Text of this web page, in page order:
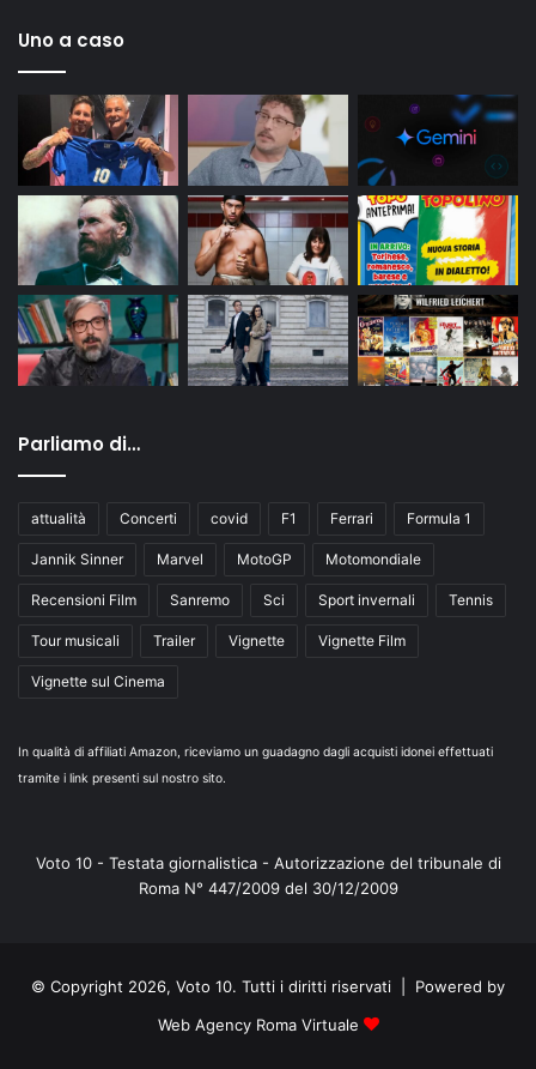
Uno a caso
Parliamo di…
attualità Concerti covid F1 Ferrari Formula 1
Jannik Sinner Marvel MotoGP Motomondiale
Recensioni Film Sanremo Sci Sport invernali Tennis
Tour musicali Trailer Vignette Vignette Film
Vignette sul Cinema
In qualità di affiliati Amazon, riceviamo un guadagno dagli acquisti idonei effettuati
tramite i link presenti sul nostro sito.
Voto 10 - Testata giornalistica - Autorizzazione del tribunale di
Roma N° 447/2009 del 30/12/2009
© Copyright 2026, Voto 10. Tutti i diritti riservati | Powered by
Web Agency Roma Virtuale